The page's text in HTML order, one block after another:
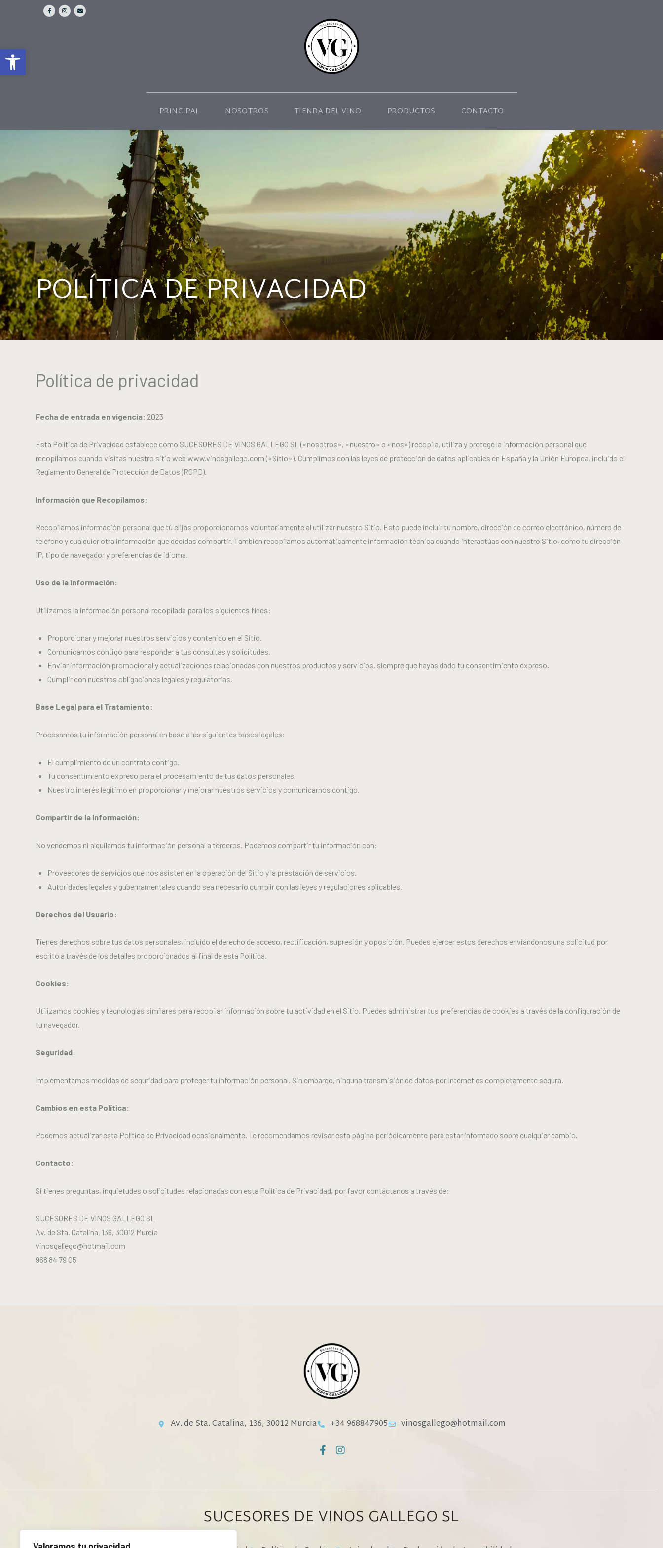
Abrir barra de herramientas
PRINCIPAL NOSOTROS TIENDA DEL VINO PRODUCTOS CONTACTO
POLÍTICA DE PRIVACIDAD
Política de privacidad
Fecha de entrada en vigencia: 2023
Esta Política de Privacidad establece cómo SUCESORES DE VINOS GALLEGO SL («nosotros», «nuestro» o «nos») recopila, utiliza y protege la información personal que
recopilamos cuando visitas nuestro sitio web www.vinosgallego.com («Sitio»). Cumplimos con las leyes de protección de datos aplicables en España y la Unión Europea, incluido el
Reglamento General de Protección de Datos (RGPD).
Información que Recopilamos:
Recopilamos información personal que tú elijas proporcionarnos voluntariamente al utilizar nuestro Sitio. Esto puede incluir tu nombre, dirección de correo electrónico, número de
teléfono y cualquier otra información que decidas compartir. También recopilamos automáticamente información técnica cuando interactúas con nuestro Sitio, como tu dirección
IP, tipo de navegador y preferencias de idioma.
Uso de la Información:
Utilizamos la información personal recopilada para los siguientes fines:
Proporcionar y mejorar nuestros servicios y contenido en el Sitio.
Comunicarnos contigo para responder a tus consultas y solicitudes.
Enviar información promocional y actualizaciones relacionadas con nuestros productos y servicios, siempre que hayas dado tu consentimiento expreso.
Cumplir con nuestras obligaciones legales y regulatorias.
Base Legal para el Tratamiento:
Procesamos tu información personal en base a las siguientes bases legales:
El cumplimiento de un contrato contigo.
Tu consentimiento expreso para el procesamiento de tus datos personales.
Nuestro interés legítimo en proporcionar y mejorar nuestros servicios y comunicarnos contigo.
Compartir de la Información:
No vendemos ni alquilamos tu información personal a terceros. Podemos compartir tu información con:
Proveedores de servicios que nos asisten en la operación del Sitio y la prestación de servicios.
Autoridades legales y gubernamentales cuando sea necesario cumplir con las leyes y regulaciones aplicables.
Derechos del Usuario:
Tienes derechos sobre tus datos personales, incluido el derecho de acceso, rectificación, supresión y oposición. Puedes ejercer estos derechos enviándonos una solicitud por
escrito a través de los detalles proporcionados al final de esta Política.
Cookies:
Utilizamos cookies y tecnologías similares para recopilar información sobre tu actividad en el Sitio. Puedes administrar tus preferencias de cookies a través de la configuración de
tu navegador.
Seguridad:
Implementamos medidas de seguridad para proteger tu información personal. Sin embargo, ninguna transmisión de datos por Internet es completamente segura.
Cambios en esta Política:
Podemos actualizar esta Política de Privacidad ocasionalmente. Te recomendamos revisar esta página periódicamente para estar informado sobre cualquier cambio.
Contacto:
Si tienes preguntas, inquietudes o solicitudes relacionadas con esta Política de Privacidad, por favor contáctanos a través de:
SUCESORES DE VINOS GALLEGO SL
Av. de Sta. Catalina, 136, 30012 Murcia
vinosgallego@hotmail.com
968 84 79 05
Av. de Sta. Catalina, 136, 30012 Murcia +34 968847905 vinosgallego@hotmail.com
SUCESORES DE VINOS GALLEGO SL